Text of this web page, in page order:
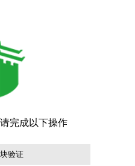
验证